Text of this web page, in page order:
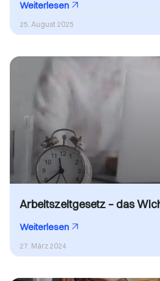
Weiterlesen
25. August 2025
Arbeitszeitgesetz – das
Weiterlesen
27. März 2024